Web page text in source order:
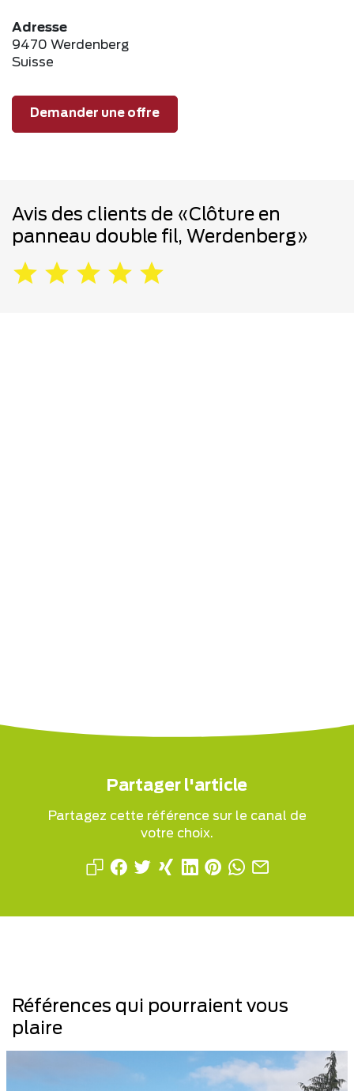
Adresse
9470 Werdenberg
Suisse
Demander une offre
Avis des clients de «Clôture en
panneau double fil, Werdenberg»
Partager l'article
Partagez cette référence sur le canal de
votre choix.
Références qui pourraient vous
plaire